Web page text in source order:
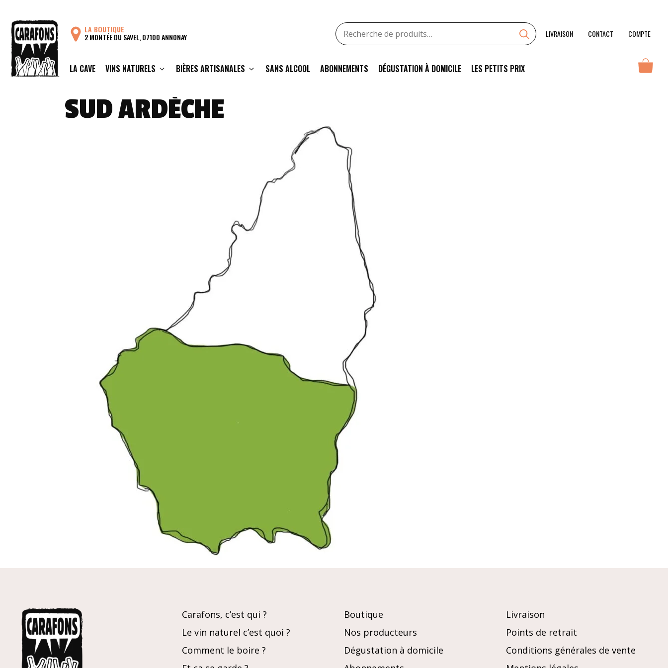
contenu
LA CAVE VINS NATURELS BIÈRES ARTISANALES SANS ALCOOL ABONNEMENTS DÉGUSTATION À DOMICILE LES PETITS PRIX
LIVRAISON CONTACT COMPTE
LA BOUTIQUE
2 MONTÉE DU SAVEL, 07100 ANNONAY
Recherche
pour
SUD ARDÈCHE
Carafons, c’est qui ?
Le vin naturel c’est quoi ?
Comment le boire ?
Boutique
Nos producteurs
Dégustation à domicile
Livraison
Points de retrait
Conditions générales de vente